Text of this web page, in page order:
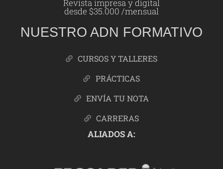
Revista impresa y digital
desde $35.000 /mensual
NUESTRO ADN FORMATIVO
CURSOS Y TALLERES
PRÁCTICAS
ENVÍA TU NOTA
CARRERAS
ALIADOS A: